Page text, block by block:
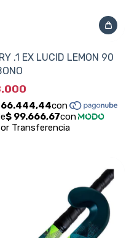
.1 EX LUCID LEMON 90